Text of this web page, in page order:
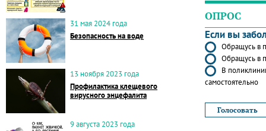
31 мая 2024 года
Безопасность на воде
13 ноября 2023 года
Профилактика клещевого
вирусного энцефалита
9 августа 2023 года
ОПРОС
Если вы
Обращусь в
Обращусь в
В
самостоятельно